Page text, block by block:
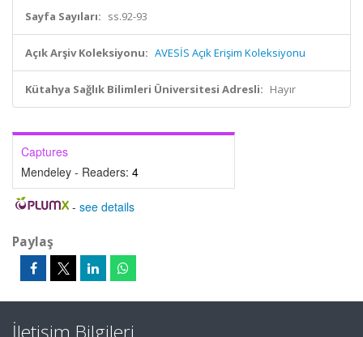
Sayfa Sayıları: ss.92-93
Açık Arşiv Koleksiyonu: AVESİS Açık Erişim Koleksiyonu
Kütahya Sağlık Bilimleri Üniversitesi Adresli: Hayır
Captures
Mendeley - Readers: 4
- see details
Paylaş
İletişim Bilgileri